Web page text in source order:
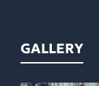
GALLERY